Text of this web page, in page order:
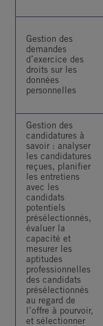
Gestion des
demandes
d’exercice des
droits sur les
données
personnelles
Gestion des
candidatures à
savoir : analyser
les candidatures
reçues, planifier
les entretiens
avec les
candidats
potentiels
présélectionnés,
évaluer la
capacité et
mesurer les
aptitudes
professionnelles
des candidats
présélectionnés
au regard de
l’offre à pourvoir,
et sélectionner